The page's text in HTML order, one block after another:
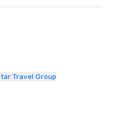
Travel Group